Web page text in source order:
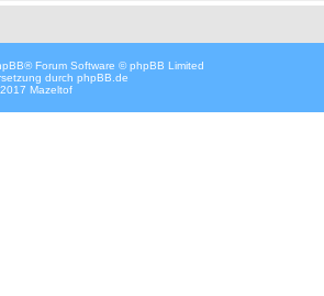
® Forum Software © phpBB Limited
durch phpBB.de
Mazeltof